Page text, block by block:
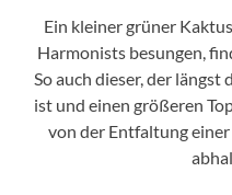
Ein kleiner grüner
Harmonists besungen,
So auch dieser, der
ist und einen größeren
von der Entfaltung